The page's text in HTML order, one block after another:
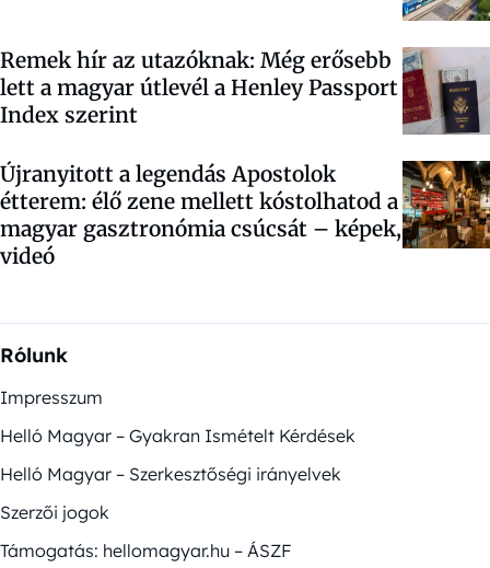
Remek hír az utazóknak: Még erősebb
lett a magyar útlevél a Henley Passport
Index szerint
Újranyitott a legendás Apostolok
étterem: élő zene mellett kóstolhatod a
magyar gasztronómia csúcsát – képek,
videó
Rólunk
Impresszum
Helló Magyar – Gyakran Ismételt Kérdések
Helló Magyar – Szerkesztőségi irányelvek
Szerzői jogok
Támogatás: hellomagyar.hu – ÁSZF